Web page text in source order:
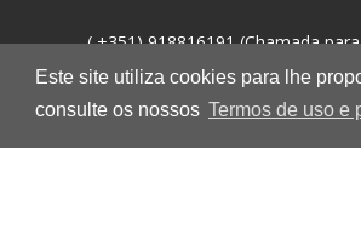
Este site utiliza cookies para lhe
consulte os nossos Termos de uso e
( +351) 918816191 (Chamada
móvel nacional)
geral@run.pt